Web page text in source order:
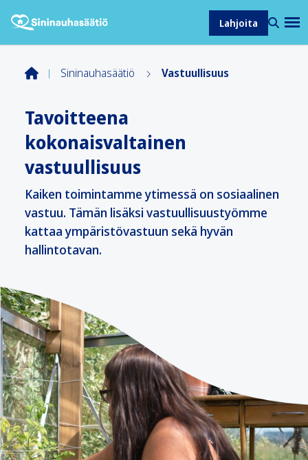
Lahjoita
Sininauhasäätiö Vastuullisuus
Tavoitteena
kokonaisvaltainen
vastuullisuus
Kaiken toimintamme ytimessä on sosiaalinen
vastuu. Tämän lisäksi vastuullisuustyömme
kattaa ympäristövastuun sekä hyvän
hallintotavan.